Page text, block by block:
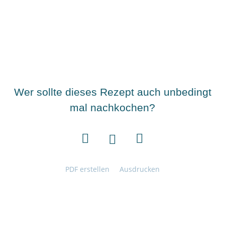
Wer sollte dieses Rezept auch unbedingt
mal nachkochen?
PDF erstellen Ausdrucken